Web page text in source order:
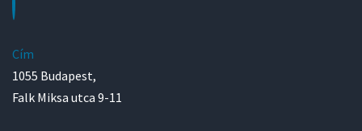
Cím
1055 Budapest,
Falk Miksa utca 9-11